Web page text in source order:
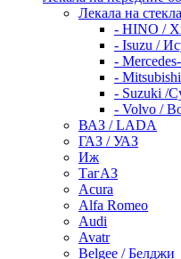
Лекала на
- HINO /
- Isuzu /
-
-
- Suzuki /
- Volvo /
ВАЗ / LADA
ГАЗ / УАЗ
Иж
ТагАЗ
Acura
Alfa Romeo
Audi
Avatr
Belgee / Белджи